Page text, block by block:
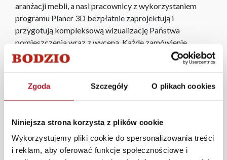
Zgoda Szczegóły O plikach cookies
Niniejsza strona korzysta z plików cookie
Wykorzystujemy pliki cookie do spersonalizowania treści
i reklam, aby oferować funkcje społecznościowe i
aranżacji mebli, a nasi pracownicy z wykorzystaniem
programu Planer 3D bezpłatnie zaprojektują i
przygotują kompleksową wizualizację Państwa
pomieszczenia wraz z wyceną. Każde zamówienie
złożone w sklepie stacjonarnym dostarczymy do 3 dni
roboczych na terenie całej Polski. W przypadku
roboczych, również na terenie całego kraju. Wszystkie
zamówienia powyżej 1000 zł dostarczamy gratis
Zdjęcia produktów mają charakter poglądowy.
Rzeczywiste kolory i struktura materiałów mogą różnić